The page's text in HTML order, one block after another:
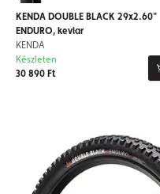
KENDA DOUBLE BLACK 29x2.60"
ENDURO, kevlar
KENDA
30 890 Ft
Készleten